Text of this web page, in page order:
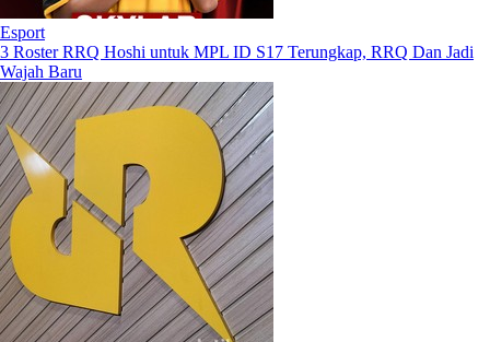
Esport
3 Roster RRQ Hoshi untuk MPL ID S17 Terungkap, RRQ Dan Jadi
Wajah Baru